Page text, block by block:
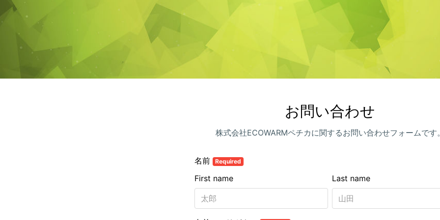
お問い合わせ
株式会社ECOWARMペチカに関するお問い合わせフォームです
名前 Required
Last name
First name